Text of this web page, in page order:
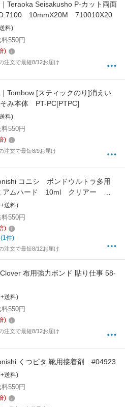
Teraoka Seisakusho P-カット両面
10mmX20M 710010X20
料)
550円
)
注文で最短8/12お届け
Tombow [スティックのり]消えい
み本体 PT-PC[PTPC]
料)
550円
)
注文で最短8/9お届け
コニシ ボンドウルトラ多用
アムハード 10ml クリアー
像はイメージです。実際の商品と
》
送料)
550円
)
(1件)
注文で最短8/12お届け
布用強力ボンド 貼り仕事 58-
送料)
550円
)
注文で最短8/12お届け
くつピタ 靴用接着剤 #04923
送料)
550円
)